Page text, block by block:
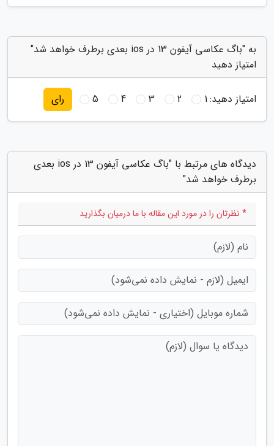
به "باگ عکاسی آیفون 13 در ios بعدی برطرف خواهد شد"
امتیاز دهید
امتیاز دهید:1
2
3
4
5 رای
دیدگاه های مرتبط با "باگ عکاسی آیفون 13 در ios بعدی
برطرف خواهد شد"
* نظرتان را در مورد این مقاله با ما درمیان بگذارید